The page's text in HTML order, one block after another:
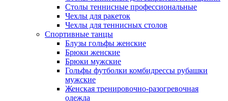
Столы теннисные профессиональные
Чехлы для ракеток
Чехлы для теннисных столов
Спортивные танцы
Блузы гольфы женские
Брюки женские
Брюки мужские
Гольфы футболки комбидрессы рубашки
мужские
Женская тренировочно-разогревочная
одежда